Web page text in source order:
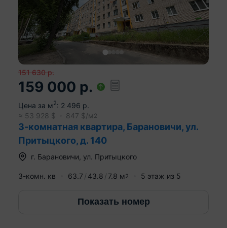
151 630 р.
159 000 р.
Цена за м2: 2 496 р.
≈ 53 928 $ 847 $/м 2
3-комнатная квартира, Барановичи, ул.
Притыцкого, д. 140
г. Барановичи ул. Притыцкого
3-комн. кв 63.7 43.8 7.8 м2 5 этаж из 5
Показать номер